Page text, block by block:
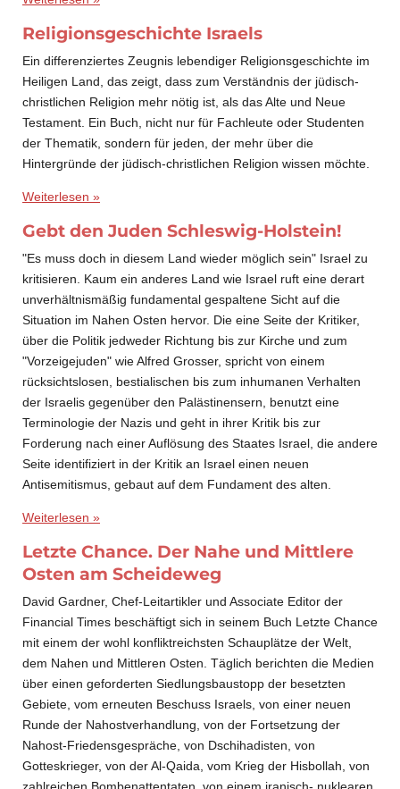
Religionsgeschichte Israels
Ein differenziertes Zeugnis lebendiger Religionsgeschichte im
Heiligen Land, das zeigt, dass zum Verständnis der jüdisch-
christlichen Religion mehr nötig ist, als das Alte und Neue
Testament. Ein Buch, nicht nur für Fachleute oder Studenten
der Thematik, sondern für jeden, der mehr über die
Hintergründe der jüdisch-christlichen Religion wissen möchte.
Weiterlesen »
Gebt den Juden Schleswig-Holstein!
"Es muss doch in diesem Land wieder möglich sein" Israel zu
kritisieren. Kaum ein anderes Land wie Israel ruft eine derart
unverhältnismäßig fundamental gespaltene Sicht auf die
Situation im Nahen Osten hervor. Die eine Seite der Kritiker,
über die Politik jedweder Richtung bis zur Kirche und zum
"Vorzeigejuden" wie Alfred Grosser, spricht von einem
rücksichtslosen, bestialischen bis zum inhumanen Verhalten
der Israelis gegenüber den Palästinensern, benutzt eine
Terminologie der Nazis und geht in ihrer Kritik bis zur
Forderung nach einer Auflösung des Staates Israel, die andere
Seite identifiziert in der Kritik an Israel einen neuen
Antisemitismus, gebaut auf dem Fundament des alten.
Weiterlesen »
Letzte Chance. Der Nahe und Mittlere
Osten am Scheideweg
David Gardner, Chef-Leitartikler und Associate Editor der
Financial Times beschäftigt sich in seinem Buch Letzte Chance
mit einem der wohl konfliktreichsten Schauplätze der Welt,
dem Nahen und Mittleren Osten. Täglich berichten die Medien
über einen geforderten Siedlungsbaustopp der besetzten
Gebiete, vom erneuten Beschuss Israels, von einer neuen
Runde der Nahostverhandlung, von der Fortsetzung der
Nahost-Friedensgespräche, von Dschihadisten, von
Gotteskrieger, von der Al-Qaida, vom Krieg der Hisbollah, von